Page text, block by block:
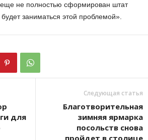
еще не полностью сформирован штат
заниматься этой проблемой».
для
Следующая статья
Благотворительная
зимняя ярмарка
посольств снова